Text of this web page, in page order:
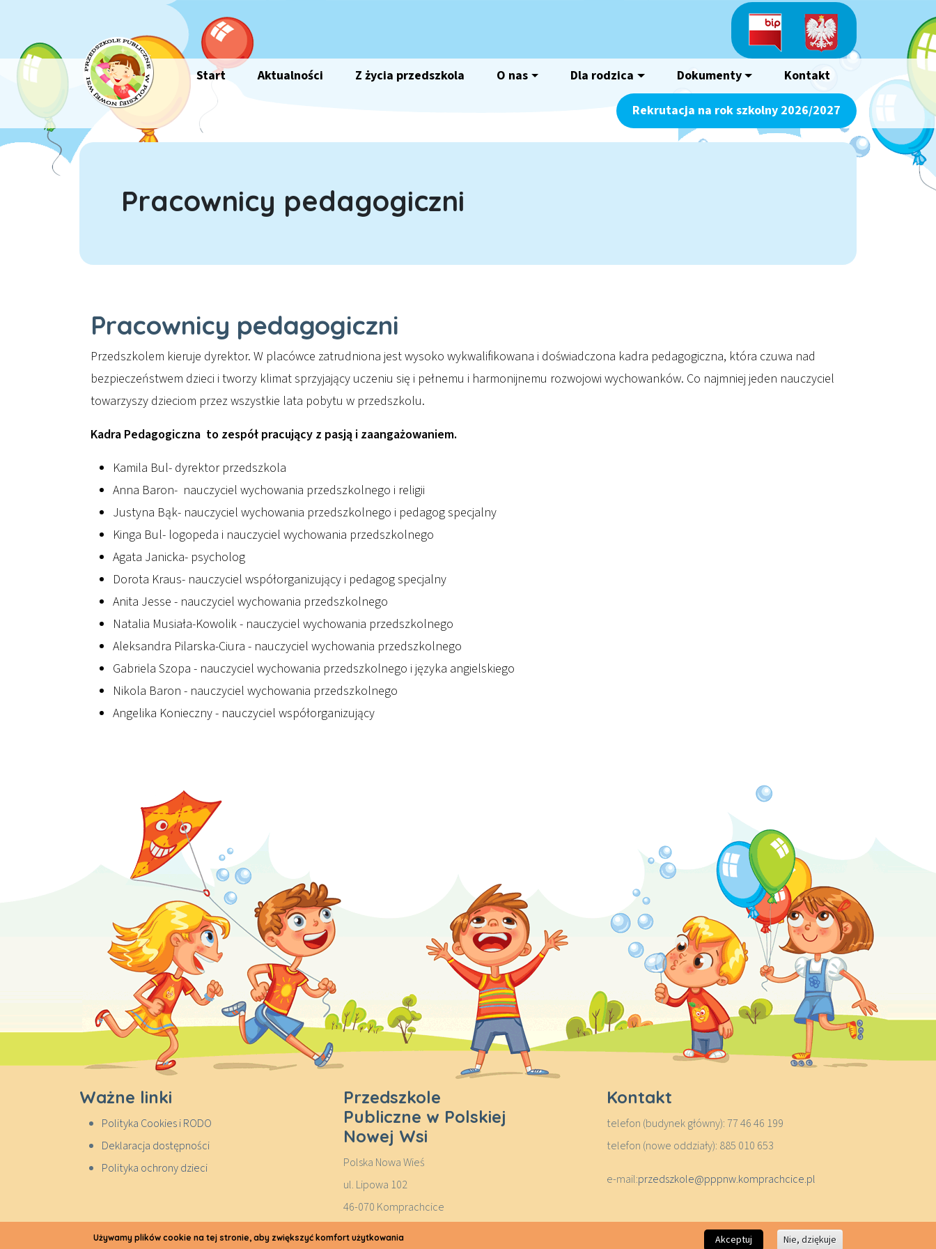
Główna nawigacja
Start Aktualności Z życia przedszkola O nas Dla rodzica Dokumenty
Kontakt
Rekrutacja na rok szkolny 2026/2027
Pracownicy pedagogiczni
Pracownicy pedagogiczni
Przedszkolem kieruje dyrektor. W placówce zatrudniona jest wysoko wykwalifikowana i doświadczona kadra pedagogiczna, która czuwa nad
bezpieczeństwem dzieci i tworzy klimat sprzyjający uczeniu się i pełnemu i harmonijnemu rozwojowi wychowanków. Co najmniej jeden nauczyciel
towarzyszy dzieciom przez wszystkie lata pobytu w przedszkolu.
Kadra Pedagogiczna to zespół pracujący z pasją i zaangażowaniem.
Kamila Bul- dyrektor przedszkola
Anna Baron- nauczyciel wychowania przedszkolnego i religii
Justyna Bąk- nauczyciel wychowania przedszkolnego i pedagog specjalny
Kinga Bul- logopeda i nauczyciel wychowania przedszkolnego
Agata Janicka- psycholog
Dorota Kraus- nauczyciel współorganizujący i pedagog specjalny
Anita Jesse - nauczyciel wychowania przedszkolnego
Natalia Musiała-Kowolik - nauczyciel wychowania przedszkolnego
Aleksandra Pilarska-Ciura - nauczyciel wychowania przedszkolnego
Gabriela Szopa - nauczyciel wychowania przedszkolnego i języka angielskiego
Nikola Baron - nauczyciel wychowania przedszkolnego
Angelika Konieczny - nauczyciel współorganizujący
Ważne linki
Polityka Cookies i RODO
Deklaracja dostępności
Polityka ochrony dzieci
Przedszkole
Publiczne w Polskiej
Nowej Wsi
Polska Nowa Wieś
ul. Lipowa 102
46-070 Komprachcice
Kontakt
telefon (budynek główny): 77 46 46 199
telefon (nowe oddziały): 885 010 653
e-mail:przedszkole@pppnw.komprachcice.pl
Używamy plików cookie na tej stronie, aby zwiększyć komfort użytkowania Akceptuj Nie, dziękuje